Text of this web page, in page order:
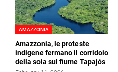
AMAZZONIA
Amazzonia, le proteste
indigene fermano il corridoio
della soia sul fiume Tapajós